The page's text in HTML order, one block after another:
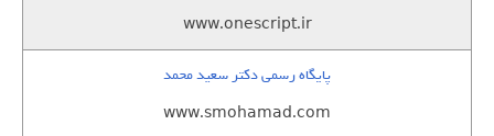
www.onescript.ir
پایگاه رسمی دکتر سعید محمد
www.smohamad.com